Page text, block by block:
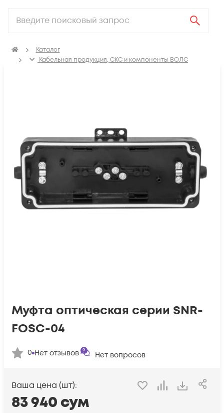
Каталог
Кабельная продукция, СКС и компоненты ВОЛС
Муфта оптическая серии SNR-
FOSC-04
0 Нет отзывов Нет вопросов
Ваша цена (шт):
83 940сум